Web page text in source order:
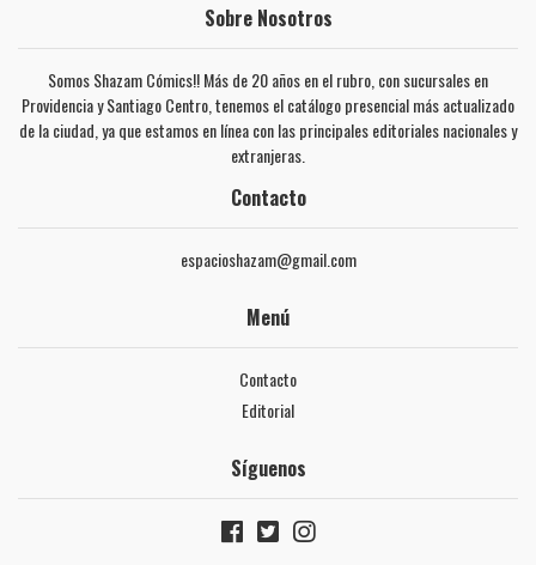
Sobre Nosotros
Somos Shazam Cómics!! Más de 20 años en el rubro, con sucursales en
Providencia y Santiago Centro, tenemos el catálogo presencial más actualizado
de la ciudad, ya que estamos en línea con las principales editoriales nacionales y
extranjeras.
Contacto
espacioshazam@gmail.com
Menú
Contacto
Editorial
Síguenos